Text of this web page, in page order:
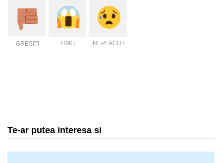
GRESIT! OMG NEPLACUT
Te-ar putea interesa si